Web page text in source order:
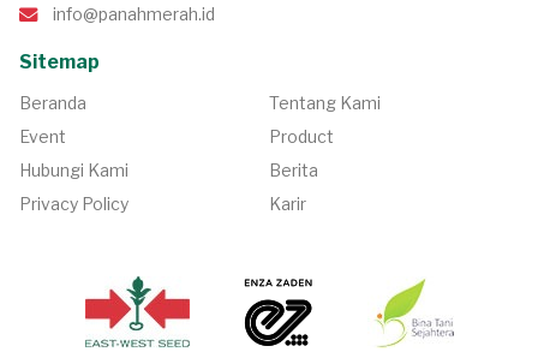
info@panahmerah.id
Sitemap
Beranda
Tentang Kami
Event
Product
Hubungi Kami
Berita
Privacy Policy
Karir